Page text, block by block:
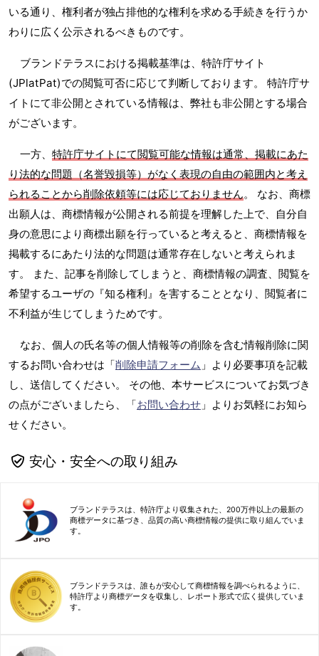
いる通り、権利者が独占排他的な権利を求める手続きを行うか
わりに広く公示されるべきものです。
ブランドテラスにおける掲載基準は、特許庁サイト
(JPlatPat)での閲覧可否に応じて判断しております。 特許庁サ
イトにて非公開とされている情報は、弊社も非公開とする場合
がございます。
一方、 特許庁サイトにて閲覧可能な情報は通常、掲載にあた
り法的な問題（名誉毀損等）がなく表現の自由の範囲内と考え
られることから削除依頼等には応じておりません。 なお、商標
出願人は、商標情報が公開される前提を理解した上で、自分自
身の意思により商標出願を行っていると考えると、商標情報を
掲載するにあたり法的な問題は通常存在しないと考えられま
す。 また、記事を削除してしまうと、商標情報の調査、閲覧を
希望するユーザの『知る権利』を害することとなり、閲覧者に
不利益が生じてしまうためです。
なお、個人の氏名等の個人情報等の削除を含む情報削除に関
するお問い合わせは「削除申請フォーム 」より必要事項を記載
し、送信してください。 その他、本サービスについてお気づき
の点がございましたら、「お問い合わせ 」よりお気軽にお知ら
せください。
安心・安全への取り組み
ブランドテラスは、特許庁より収集された、200万件以上の最新の
商標データに基づき、品質の高い商標情報の提供に取り組んでいま
す。
ブランドテラスは、誰もが安心して商標情報を調べられるように、
特許庁より商標データを収集し、レポート形式で広く提供していま
す。